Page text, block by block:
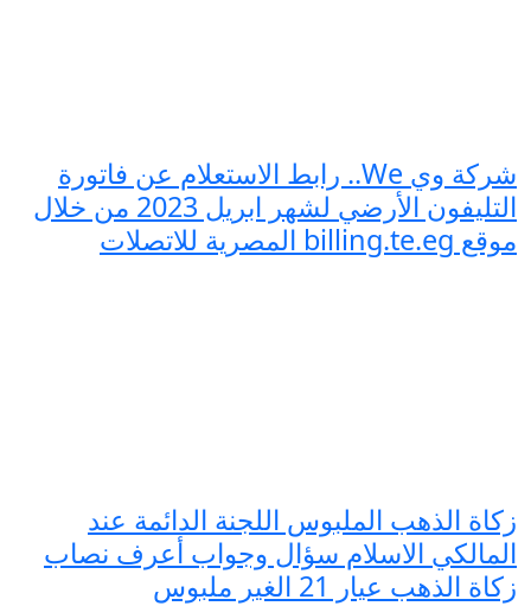
شركة وي We.. رابط الاستعلام عن فاتورة
التليفون الأرضي لشهر ابريل 2023 من خلال
موقع billing.te.eg المصرية للاتصلات
زكاة الذهب الملبوس اللجنة الدائمة عند
المالكي الاسلام سؤال وجواب أعرف نصاب
زكاة الذهب عيار 21 الغير ملبوس